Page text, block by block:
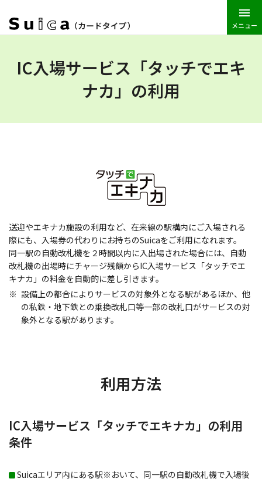
メニュー
IC入場サービス「タッチでエキ
ナカ」の利用
送迎やエキナカ施設の利用など、在来線の駅構内にご入場される
際にも、入場券の代わりにお持ちのSuicaをご利用になれます。
同一駅の自動改札機を２時間以内に入出場された場合には、自動
改札機の出場時にチャージ残額からIC入場サービス「タッチでエ
キナカ」の料金を自動的に差し引きます。
設備上の都合によりサービスの対象外となる駅があるほか、他
の私鉄・地下鉄との乗換改札口等一部の改札口がサービスの対
象外となる駅があります。
利用方法
IC入場サービス「タッチでエキナカ」の利用
条件
Suicaエリア内にある駅※おいて、同一駅の自動改札機で入場後